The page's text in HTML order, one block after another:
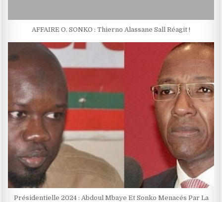
AFFAIRE O. SONKO : Thierno Alassane Sall Réagit !
Présidentielle 2024 : Abdoul Mbaye Et Sonko Menacés Par La